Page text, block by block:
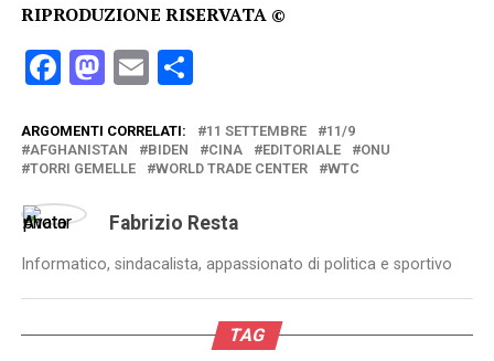
RIPRODUZIONE RISERVATA ©
Facebook
Mastodon
EmailCondividi
ARGOMENTI CORRELATI: 11 SETTEMBRE
11/9
AFGHANISTAN
BIDEN CINA EDITORIALE
ONU
TORRI GEMELLE
WORLD TRADE CENTER WTC
Fabrizio Resta
Informatico, sindacalista, appassionato di politica e sportivo
TAG